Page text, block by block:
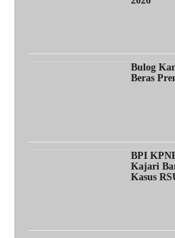
Bulog
Beras
BPI
Kajari
Kasus